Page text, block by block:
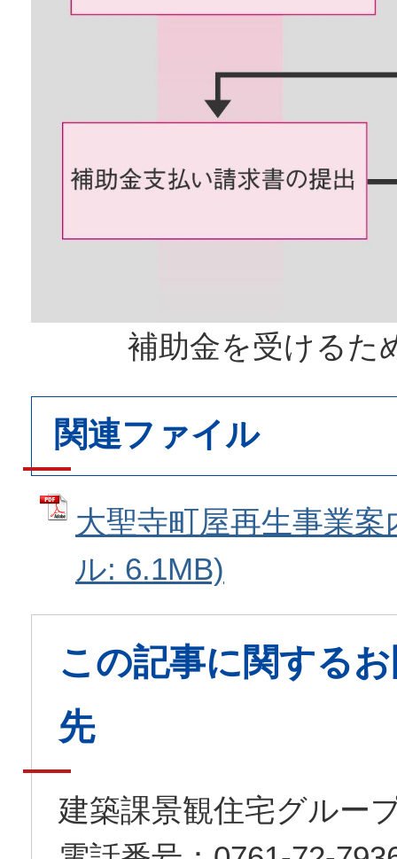
補助金を受けるた
関連ファイル
大聖寺町屋再生事業
ル: 6.1MB)
この記事に関する
先
建築課景観住宅グルー